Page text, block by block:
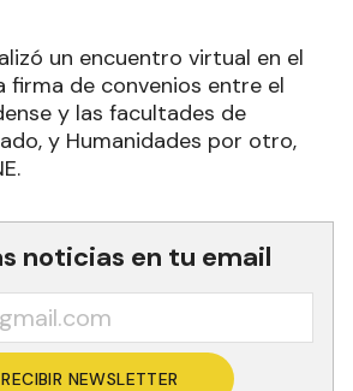
un encuentro virtual en el
firma de convenios entre el
y las facultades de
y Humanidades por otro,
noticias en tu email
RECIBIR NEWSLETTER